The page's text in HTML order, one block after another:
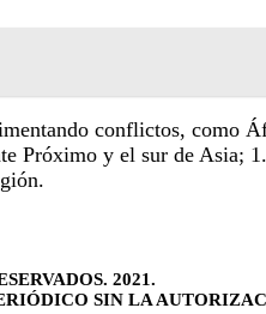
conflictos, como
Próximo y el sur de Asia;
2021.
SIN LA